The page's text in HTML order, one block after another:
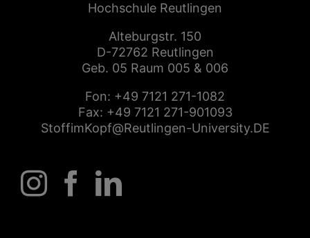
Hochschule Reutlingen
Alteburgstr. 150
D-72762 Reutlingen
Geb. 05 Raum 005 & 006
Fon: +49 7121 271-1082
Fax: +49 7121 271-901093
StoffimKopf@Reutlingen-University.DE